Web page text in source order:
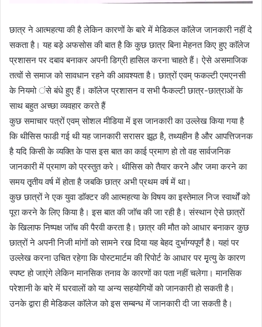
छात्र ने आत्महत्या की है लेकिन कारणों के बारे में मेडिकल काॅलेज जानकारी नहीं दे
सकता है। यह बड़े अफसोस की बात है कि कुछ छात्र बिना मेहनत किए हुए काॅलेज
प्रशासन पर दबाव बनाकर अपनी डिग्री हासिल करना चाहते हैं। ऐसे असमाजिक
तत्वों से समाज को सावधान रहने की आवश्यता है। छात्रों एवम् फकल्टी एमएनसी
के नियमो ंसे बंधे हुए हैं। काॅलेज प्रशासन व सभी फैकल्टी छात्र-छात्राओं के
साथ बहुत अच्छा व्यवहार करते हैं
कुछ समाचार पत्रों एवम् सोशल मीडिया में इस जानकारी का उल्लेख किया गया है
कि थीसिस फाडी गई थी यह जानकारी सरासर झूठ है, तथ्यहीन है और आपत्तिजनक
है यदि किसी के व्यक्ति के पास इस बात का काई प्रमाण हो तो वह सार्वजनिक
जानकारी में प्रमाण को प्रस्तुत करे। थीसिस को तैयार करने और जमा करने का
समय तृृतीय वर्ष में होता है जबकि छात्र अभी प्रथम वर्ष में था।
कुछ छात्रों ने एक युवा डाॅक्टर की आत्महत्या के विषय का इस्तेमाल निज स्वार्थों को
पूरा करने केे लिए किया है। इस बात की जाॅच की जा रही है। संस्थान ऐसे छात्रों
के खिलाफ निष्पक्ष जाॅच की पैरवी करता है। छात्र की मौत को आधार बनाकर कुछ
छात्रों ने अपनी निजी मांगों को सामने रख दिया यह बेहद दुर्भाग्यपूर्णं है। यहां पर
उल्लेख करना उचित रहेगा कि पोस्टमार्टम की रिपोर्ट के आधार पर मृृत्यु के कारण
स्पष्ट हो जाएंगे लेकिन मानसिक तनाव के कारणों का पता नहीं चलेगा। मानसिक
परेशानी के बारे में घरवालों को या अन्य सहयोगियों को जानकारी हो सकती है।
उनके द्वारा ही मेडिकल काॅलेज को इस सम्बन्ध में जानकारी दी जा सकती है।